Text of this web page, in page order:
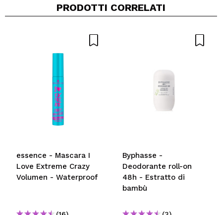
PRODOTTI CORRELATI
essence - Mascara I
Love Extreme Crazy
Volumen - Waterproof
Byphasse -
Deodorante roll-on
48h - Estratto di
bambù